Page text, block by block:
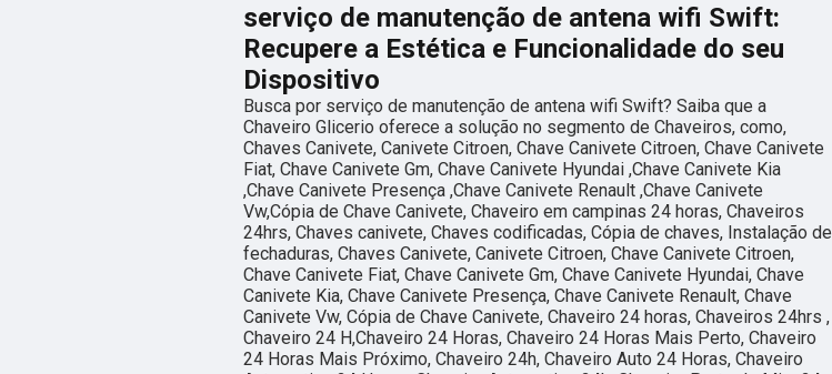
serviço de manutenção de antena wifi Swift:
Recupere a Estética e Funcionalidade do seu
Dispositivo
Busca por serviço de manutenção de antena wifi Swift? Saiba que a
Chaveiro Glicerio oferece a solução no segmento de Chaveiros, como,
Chaves Canivete, Canivete Citroen, Chave Canivete Citroen, Chave Canivete
Fiat, Chave Canivete Gm, Chave Canivete Hyundai ,Chave Canivete Kia
,Chave Canivete Presença ,Chave Canivete Renault ,Chave Canivete
Vw,Cópia de Chave Canivete, Chaveiro em campinas 24 horas, Chaveiros
24hrs, Chaves canivete, Chaves codificadas, Cópia de chaves, Instalação de
fechaduras, Chaves Canivete, Canivete Citroen, Chave Canivete Citroen,
Chave Canivete Fiat, Chave Canivete Gm, Chave Canivete Hyundai, Chave
Canivete Kia, Chave Canivete Presença, Chave Canivete Renault, Chave
Canivete Vw, Cópia de Chave Canivete, Chaveiro 24 horas, Chaveiros 24hrs ,
Chaveiro 24 H,Chaveiro 24 Horas, Chaveiro 24 Horas Mais Perto, Chaveiro
24 Horas Mais Próximo, Chaveiro 24h, Chaveiro Auto 24 Horas, Chaveiro